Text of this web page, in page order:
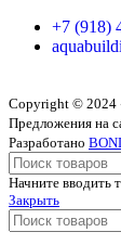
+7 (918)
Copyright © 2024
Предложения на
Разработано
Начните вводить
Закрыть